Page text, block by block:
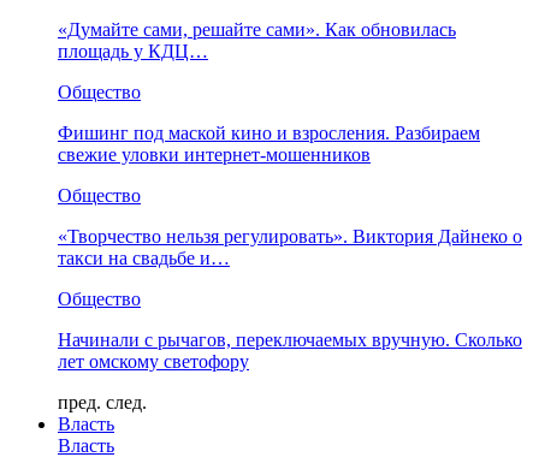
«Думайте сами, решайте сами». Как обновилась
площадь у КДЦ…
Общество
Фишинг под маской кино и взросления. Разбираем
свежие уловки интернет-мошенников
Общество
«Творчество нельзя регулировать». Виктория Дайнеко о
такси на свадьбе и…
Общество
Начинали с рычагов, переключаемых вручную. Сколько
лет омскому светофору
пред. след.
Власть
Власть